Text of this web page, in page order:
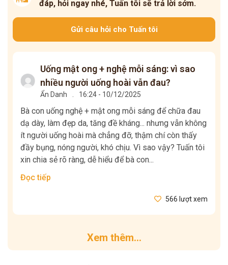
đáp, hỏi ngay nhé, Tuấn tôi sẽ trả lời sớm.
Gửi câu hỏi cho Tuấn tôi
Uống mật ong + nghệ mỗi sáng: vì sao
nhiều người uống hoài vẫn đau?
Ẩn Danh 16:24 - 10/12/2025
Bà con uống nghệ + mật ong mỗi sáng để chữa đau
dạ dày, làm đẹp da, tăng đề kháng... nhưng vẫn không
ít người uống hoài mà chẳng đỡ, thậm chí còn thấy
đầy bụng, nóng người, khó chịu. Vì sao vậy? Tuấn tôi
xin chia sẻ rõ ràng, dễ hiểu để bà con...
Đọc tiếp
566 lượt xem
Xem thêm...